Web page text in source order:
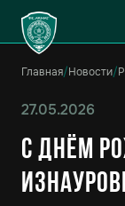
Главная/Новости/
27.05.2026
С днём